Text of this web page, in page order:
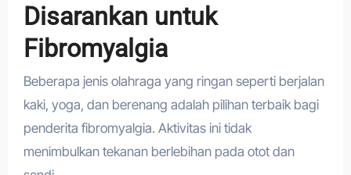
Disarankan untuk
Fibromyalgia
Beberapa jenis olahraga yang ringan seperti berjalan
kaki, yoga, dan berenang adalah pilihan terbaik bagi
penderita fibromyalgia. Aktivitas ini tidak
menimbulkan tekanan berlebihan pada otot dan